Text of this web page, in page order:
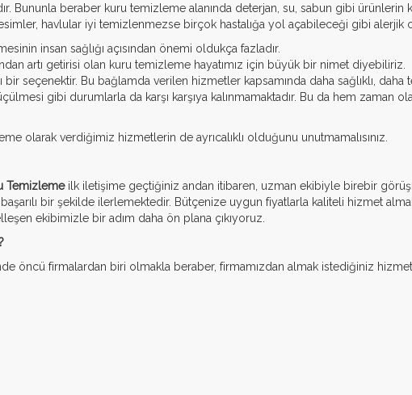
Bununla beraber kuru temizleme alanında deterjan, su, sabun gibi ürünlerin
havlular iyi temizlenmezse birçok hastalığa yol açabileceği gibi
insan sağlığı açısından önemi oldukça fazladır.
artı getirisi olan kuru temizleme hayatımız için büyük bir nimet diyebiliriz.
seçenektir. Bu bağlamda verilen hizmetler kapsamında daha sağlıklı,
gibi durumlarla da karşı karşıya kalınmamaktadır. Bu da hem zaman
olarak verdiğimiz hizmetlerin de ayrıcalıklı olduğunu unutmamalısınız.
Temizlemeilk iletişime geçtiğiniz andan itibaren, uzman ekibiyle birebir
bir şekilde ilerlemektedir. Bütçenize uygun fiyatlarla kaliteli hizmet
ekibimizle bir adım daha ön plana çıkıyoruz.
öncü firmalardan biri olmakla beraber, firmamızdan almak istediğiniz hizmet